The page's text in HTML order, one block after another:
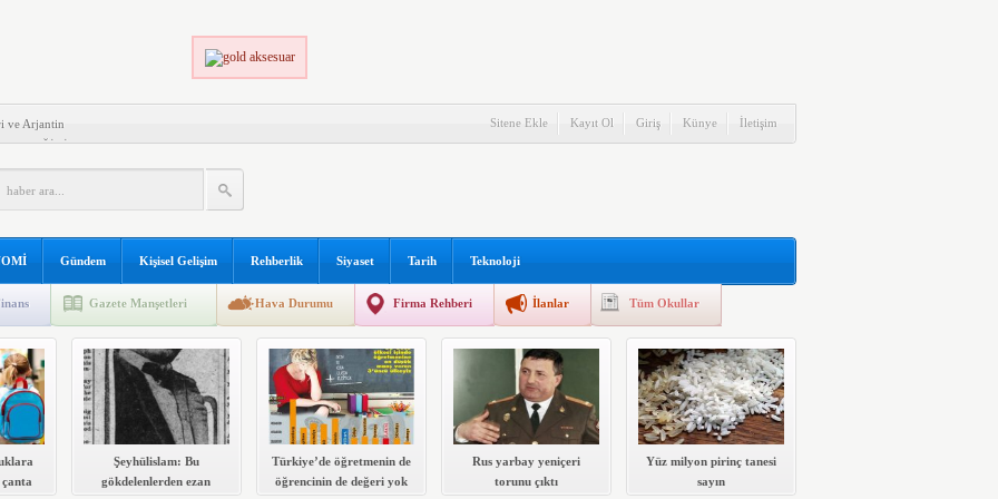
ve Arjantin
ŞEYLER!
OLMANIN KOŞULLARI
ONLARLA BAŞEDEBİLME
GÜÇLÜKLER
İLE İLGİLİ KAYNAK KİTAP LİSTESİ
Sitene Ekle Kayıt Ol Giriş Künye İletişim
Gündem Kişisel Gelişim Rehberlik Siyaset Tarih Teknoloji
Gazete Manşetleri Hava Durumu Firma Rehberi İlanlar Tüm Okullar
Şeyhülislam: Bu
gökdelenlerden ezan
Türkiye’de öğretmenin de
öğrencinin de değeri yok
Rus yarbay yeniçeri
torunu çıktı
Yüz milyon pirinç tanesi
sayın